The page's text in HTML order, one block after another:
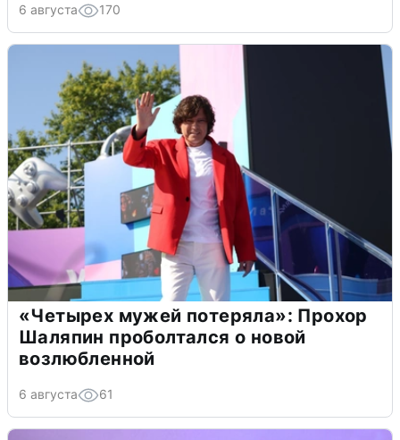
6 августа 170
«Четырех мужей потеряла»: Прохор
Шаляпин проболтался о новой
возлюбленной
6 августа 61